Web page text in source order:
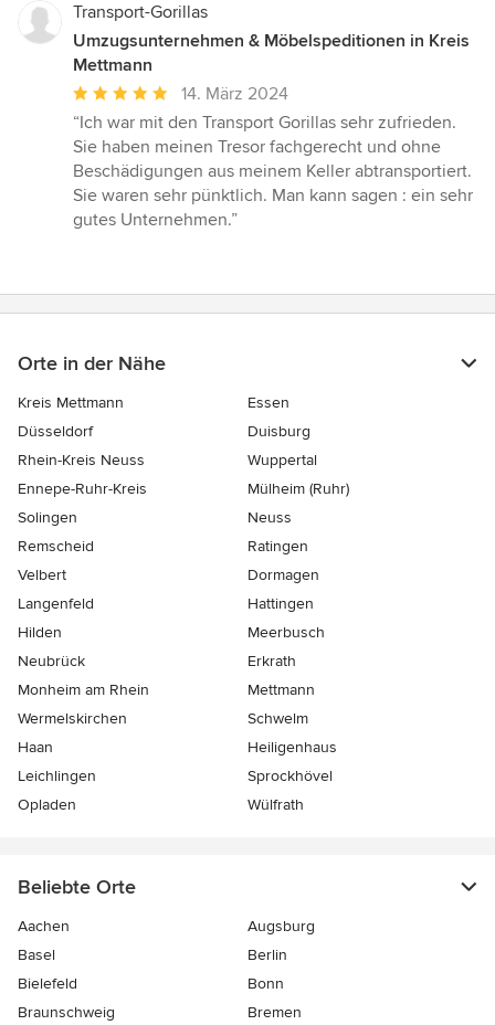
Transport-Gorillas
Umzugsunternehmen & Möbelspeditionen in Kreis
Mettmann
Durchschnittliche
Bewertung:
5
von
5
Sternen
14. März 2024
“Ich war mit den Transport Gorillas sehr zufrieden.
Sie haben meinen Tresor fachgerecht und ohne
Beschädigungen aus meinem Keller abtransportiert.
Sie waren sehr pünktlich. Man kann sagen : ein sehr
gutes Unternehmen.”
Orte in der Nähe
Kreis Mettmann
Essen
Düsseldorf
Duisburg
Rhein-Kreis Neuss
Wuppertal
Ennepe-Ruhr-Kreis
Mülheim (Ruhr)
Solingen
Neuss
Remscheid
Ratingen
Velbert
Dormagen
Langenfeld
Hattingen
Hilden
Meerbusch
Neubrück
Erkrath
Monheim am Rhein
Mettmann
Wermelskirchen
Schwelm
Haan
Heiligenhaus
Leichlingen
Sprockhövel
Opladen
Wülfrath
Beliebte Orte
Aachen
Augsburg
Basel
Berlin
Bielefeld
Bonn
Braunschweig
Bremen